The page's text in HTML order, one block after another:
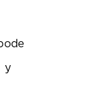
y